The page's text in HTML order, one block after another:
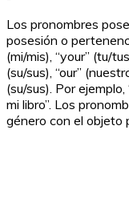
Los pronombres
posesión o
(mi/mis), “your” (tu/
(su/sus), “our”
(su/sus). Por
mi libro”. Los
género con el objeto